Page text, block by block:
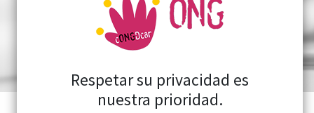
Desarrollo
Respetar su privacidad es
nuestra prioridad.